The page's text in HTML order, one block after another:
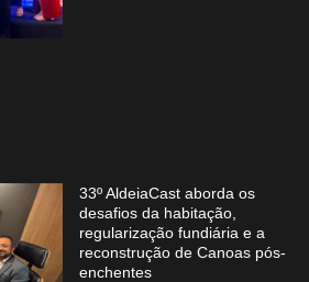
33º AldeiaCast aborda os
desafios da habitação,
regularização fundiária e a
reconstrução de Canoas pós-
enchentes